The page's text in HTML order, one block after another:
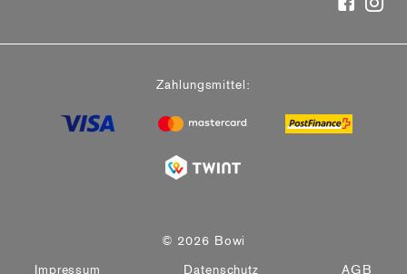
Impressum Datenschutz AGB
© 2026 Bowi
Zahlungsmittel: